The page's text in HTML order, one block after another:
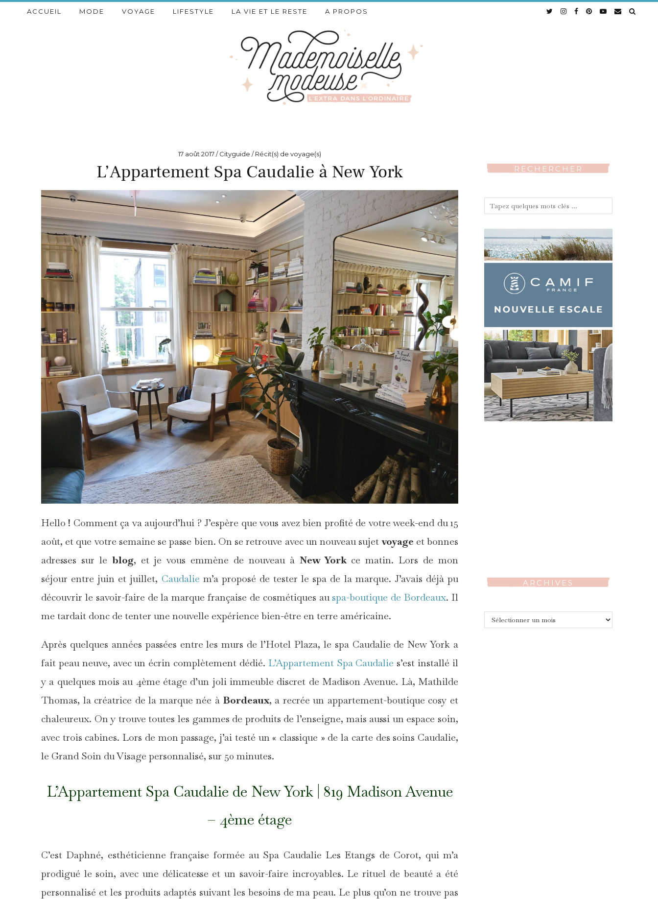
ACCUEIL MODE VOYAGE LIFESTYLE LA VIE ET LE RESTE A PROPOS
17 août 2017 Cityguide / Récit(s) de voyage(s)
L’Appartement Spa Caudalie à New York
Hello ! Comment ça va aujourd’hui ? J’espère que vous avez bien profité de votre week-end du 15
août, et que votre semaine se passe bien. On se retrouve avec un nouveau sujetvoyage et bonnes
adresses sur le blog, et je vous emmène de nouveau à New Yorkce matin. Lors de mon
séjour entre juin et juillet, Caudalie m’a proposé de tester le spa de la marque. J’avais déjà pu
découvrir le savoir-faire de la marque française de cosmétiques au spa-boutique de Bordeaux. Il
me tardait donc de tenter une nouvelle expérience bien-être en terre américaine.
Après quelques années passées entre les murs de l’Hotel Plaza, le spa Caudalie de New York a
fait peau neuve, avec un écrin complètement dédié. L’Appartement Spa Caudalie s’est installé il
y a quelques mois au 4ème étage d’un joli immeuble discret de Madison Avenue. Là, Mathilde
Thomas, la créatrice de la marque née à Bordeaux, a recrée un appartement-boutique cosy et
chaleureux. On y trouve toutes les gammes de produits de l’enseigne, mais aussi un espace soin,
avec trois cabines. Lors de mon passage, j’ai testé un « classique » de la carte des soins Caudalie,
le Grand Soin du Visage personnalisé, sur 50 minutes.
L’Appartement Spa Caudalie de New York | 819 Madison Avenue
– 4ème étage
C’est Daphné, esthéticienne française formée au Spa Caudalie Les Etangs de Corot, qui m’a
prodigué le soin, avec une délicatesse et un savoir-faire incroyables. Le rituel de beauté a été
personnalisé et les produits adaptés suivant les besoins de ma peau. Le plus qu’on ne trouve pas
RECHERCHER
ARCHIVES